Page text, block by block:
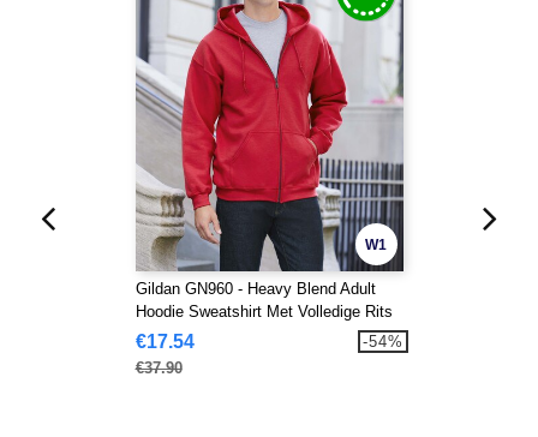
W1
Gildan GN960 - Heavy Blend Adult
Hoodie Sweatshirt Met Volledige Rits
€17.54
€37.90
-54%